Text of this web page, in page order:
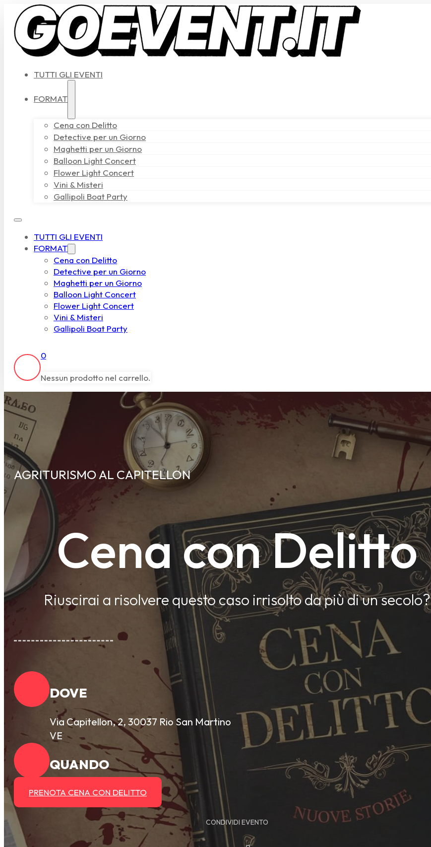
TUTTI GLI EVENTI
FORMAT
Cena con Delitto
Detective per un Giorno
Maghetti per un Giorno
Balloon Light Concert
Flower Light Concert
Vini & Misteri
Gallipoli Boat Party
TUTTI GLI EVENTI
FORMAT
Cena con Delitto
Detective per un Giorno
Maghetti per un Giorno
Balloon Light Concert
Flower Light Concert
Vini & Misteri
Gallipoli Boat Party
0
Nessun prodotto nel carrello.
AGRITURISMO AL CAPITELLON
Cena con Delitto
Riuscirai a risolvere questo caso irrisolto da più di un secolo?
DOVE
Via Capitellon, 2, 30037 Rio San Martino
VE
QUANDO
PRENOTA CENA CON DELITTO
CONDIVIDI EVENTO